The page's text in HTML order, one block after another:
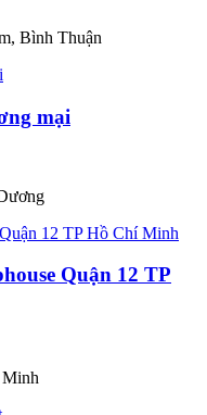
Bình Thuận
mại
Quận 12 TP